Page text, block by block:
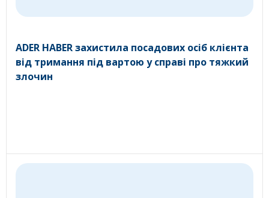
ADER HABER захистила посадових осіб клієнта
від тримання під вартою у справі про тяжкий
злочин